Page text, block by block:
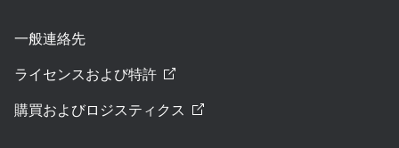
一般連絡先
ライセンスおよび特許
購買およびロジスティクス